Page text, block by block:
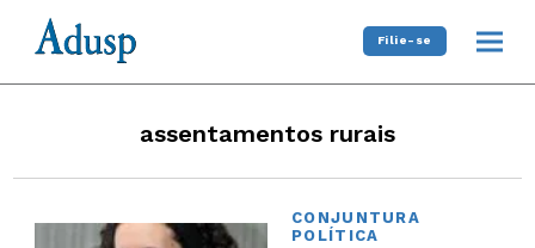
Filie-se
assentamentos rurais
CONJUNTURA
POLÍTICA